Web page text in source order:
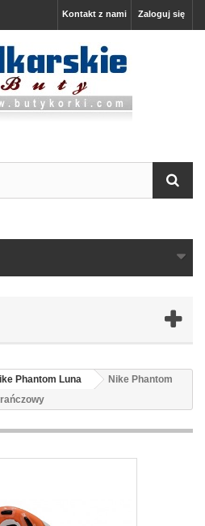
Zaloguj się
Kontakt z nami
Phantom Luna
Nike Phantom